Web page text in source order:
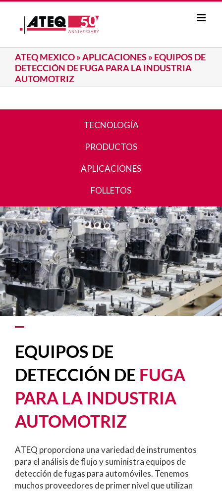
Skip
content
ATEQ MEXICO»APLICACIONES » EQUIPOS DE
DETECCIÓN DE FUGA PARA LA INDUSTRIA
AUTOMOTRIZ
TECNOLOGÍA
PRODUCTOS
APLICACIONES
FOLLETOS
EQUIPOS DE
DETECCIÓN DE FUGA
PARA LA INDUSTRIA
AUTOMOTRIZ
ATEQ proporciona una variedad de instrumentos
para el análisis de flujo y suministra equipos de
detección de fugas para automóviles. Tenemos
muchos proveedores de primer nivel que utilizan